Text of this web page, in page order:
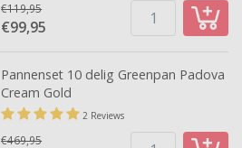
€119,95
€99,95
Pannenset 10 delig Greenpan Padova
Cream Gold
2 Reviews
€469,95